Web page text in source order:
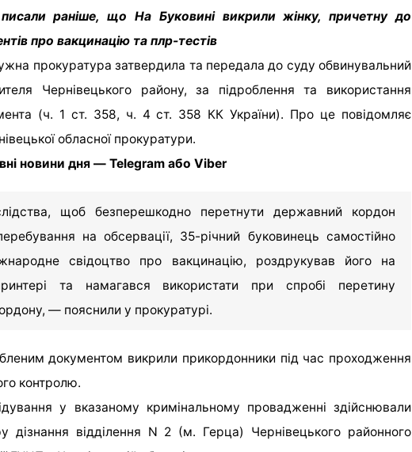
раніше, що На Буковині викрили жінку, причетну до
про вакцинацію та плр-тестів
прокуратура затвердила та передала до суду обвинувальний
Чернівецького району, за підроблення та використання
(ч. 1 ст. 358, ч. 4 ст. 358 КК України). Про це повідомляє
обласної прокуратури.
новини дня — Telegram або Viber
щоб безперешкодно перетнути державний кордон
на обсервації, 35-річний буковинець самостійно
свідоцтво про вакцинацію, роздрукував його на
та намагався використати при спробі перетину
— пояснили у прокуратурі.
документом викрили прикордонники під час проходження
контролю.
у вказаному кримінальному провадженні здійснювали
дізнання відділення N 2 (м. Герца) Чернівецького районного